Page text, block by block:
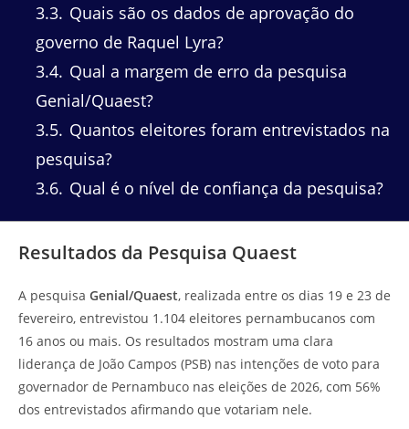
3.3 Quais são os dados de aprovação do
governo de Raquel Lyra?
3.4 Qual a margem de erro da pesquisa
Genial/Quaest?
3.5 Quantos eleitores foram entrevistados na
pesquisa?
3.6 Qual é o nível de confiança da pesquisa?
Resultados da Pesquisa Quaest
A pesquisa Genial/Quaest, realizada entre os dias 19 e 23 de
fevereiro, entrevistou 1.104 eleitores pernambucanos com
16 anos ou mais. Os resultados mostram uma clara
liderança de João Campos (PSB) nas intenções de voto para
governador de Pernambuco nas eleições de 2026, com 56%
dos entrevistados afirmando que votariam nele.